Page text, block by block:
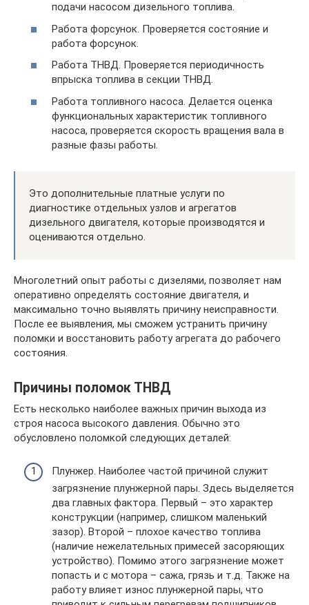
подачи насосом дизельного топлива.
Работа форсунок. Проверяется состояние и
работа форсунок.
Работа ТНВД. Проверяется периодичность
впрыска топлива в секции ТНВД.
Работа топливного насоса. Делается оценка
функциональных характеристик топливного
насоса, проверяется скорость вращения вала в
разные фазы работы.
Это дополнительные платные услуги по
диагностике отдельных узлов и агрегатов
дизельного двигателя, которые производятся и
оцениваются отдельно.
Многолетний опыт работы с дизелями, позволяет нам
оперативно определять состояние двигателя, и
максимально точно выявлять причину неисправности.
После ее выявления, мы сможем устранить причину
поломки и восстановить работу агрегата до рабочего
состояния.
Причины поломок ТНВД
Есть несколько наиболее важных причин выхода из
строя насоса высокого давления. Обычно это
обусловлено поломкой следующих деталей:
Плунжер. Наиболее частой причиной служит
загрязнение плунжерной пары. Здесь выделяется
два главных фактора. Первый – это характер
конструкции (например, слишком маленький
зазор). Второй – плохое качество топлива
(наличие нежелательных примесей засоряющих
устройство). Помимо этого загрязнение может
попасть и с мотора – сажа, грязь и т.д. Также на
работу влияет износ плунжерной пары, что